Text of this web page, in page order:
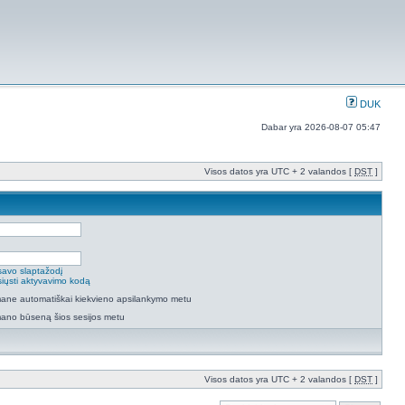
DUK
Dabar yra 2026-08-07 05:47
Visos datos yra UTC + 2 valandos [ DST ]
slaptažodį
aktyvavimo kodą
automatiškai kiekvieno apsilankymo metu
būseną šios sesijos metu
Visos datos yra UTC + 2 valandos [ DST ]